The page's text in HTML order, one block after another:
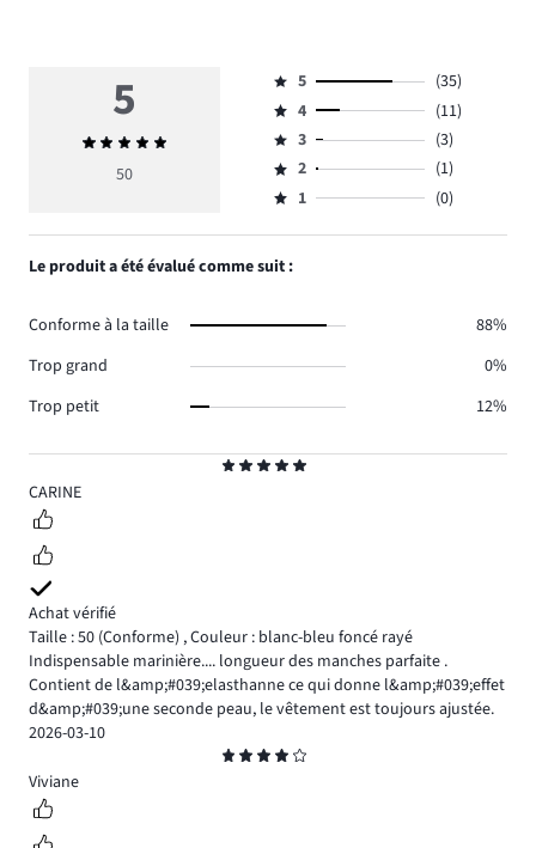
5
CARINE
Achat vérifié
Taille : 50 (Conforme) ,Couleur : blanc-bleu foncé rayé
Indispensable marinière.... longueur des manches parfaite .
Contient de l&amp;#039;elasthanne ce qui donne l&amp;#039;effet
d&amp;#039;une seconde peau, le vêtement est toujours ajustée.
2026-03-10
4
Viviane
5
Note
moyenne
50
Note
5,
nombre
de
votes
35.
5
(35)
Note
4,
nombre
de
11.
4
(11)
Note
3,
nombre
3.
3
(3)
Note
2,
votes
2
(1)
Note
1,
nombre
de
0.
1 (0)
Le produit a été évalué comme suit :
Conforme à la taille
88%
Trop grand
0%
Trop petit
12%